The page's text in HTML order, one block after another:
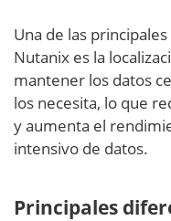
Una de las
Nutanix es la
mantener los datos
los necesita, lo que
y aumenta el
intensivo de datos.
Principales